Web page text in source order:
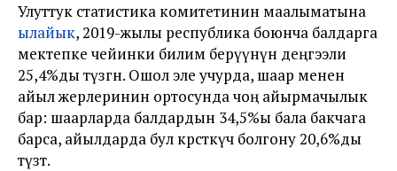
Улуттук статистика комитетинин маалыматына
ылайык, 2019-жылы республика боюнча балдарга
мектепке чейинки билим берүүнүн деңгээли
25,4%ды түзгөн. Ошол эле учурда, шаар менен
айыл жерлеринин ортосунда чоң айырмачылык
бар: шаарларда балдардын 34,5%ы бала бакчага
барса, айылдарда бул көрсөткүч болгону 20,6%ды
түзөт.